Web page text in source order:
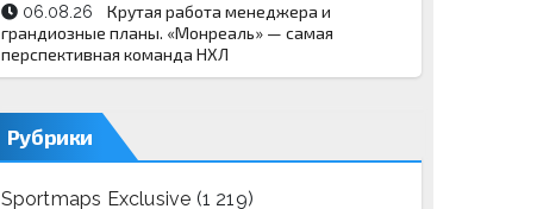
06.08.26
Крутая работа менеджера и
грандиозные планы. «Монреаль» — самая
перспективная команда НХЛ
Рубрики
Sportmaps Exclusive (1 219)